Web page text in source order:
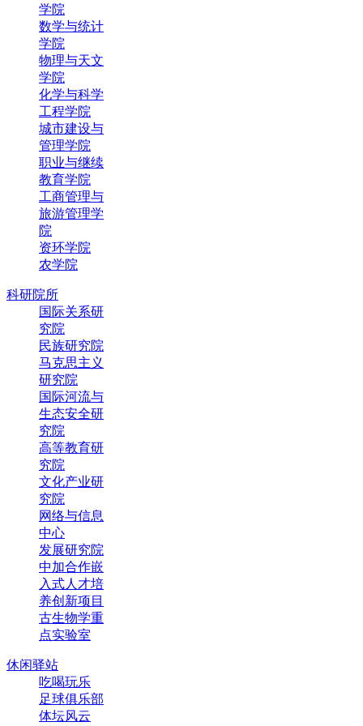
学院
数学与统计
学院
物理与天文
学院
化学与科学
工程学院
城市建设与
管理学院
职业与继续
教育学院
工商管理与
旅游管理学
院
资环学院
农学院
科研院所
国际关系研
究院
民族研究院
马克思主义
研究院
国际河流与
生态安全研
究院
高等教育研
究院
文化产业研
究院
网络与信息
中心
发展研究院
中加合作嵌
入式人才培
养创新项目
古生物学重
点实验室
休闲驿站
吃喝玩乐
足球俱乐部
体坛风云